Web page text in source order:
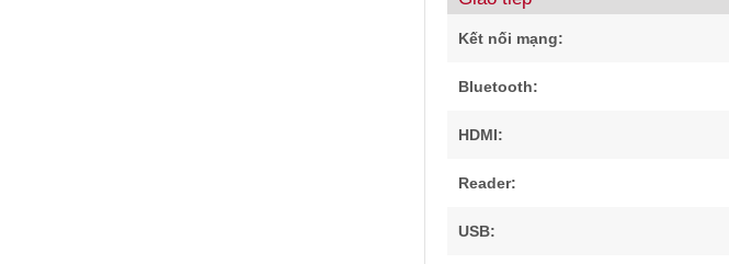
Kết nối mạng:
Bluetooth:
HDMI:
Reader:
USB: